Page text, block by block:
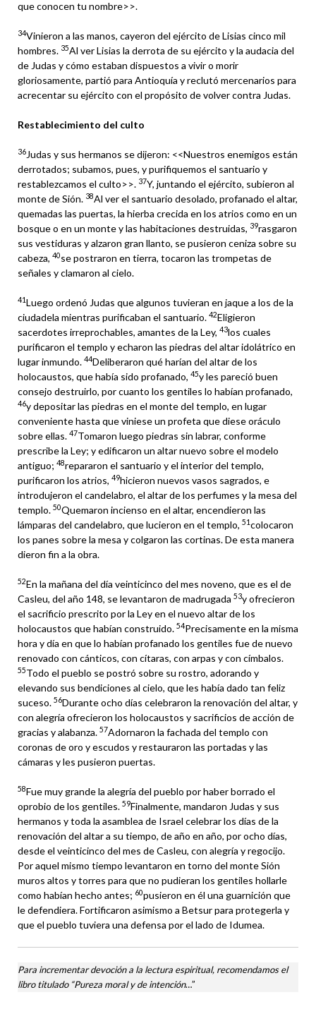
que conocen tu nombre>>.
34Vinieron a las manos, cayeron del ejército de Lisias cinco mil
hombres. 35Al ver Lisias la derrota de su ejército y la audacia del
de Judas y cómo estaban dispuestos a vivir o morir
gloriosamente, partió para Antioquía y reclutó mercenarios para
acrecentar su ejército con el propósito de volver contra Judas.
Restablecimiento del culto
36Judas y sus hermanos se dijeron: <<Nuestros enemigos están
derrotados; subamos, pues, y purifiquemos el santuario y
restablezcamos el culto>>. 37Y, juntando el ejército, subieron al
monte de Sión. 38Al ver el santuario desolado, profanado el altar,
quemadas las puertas, la hierba crecida en los atrios como en un
bosque o en un monte y las habitaciones destruidas, 39rasgaron
sus vestiduras y alzaron gran llanto, se pusieron ceniza sobre su
cabeza, 40se postraron en tierra, tocaron las trompetas de
señales y clamaron al cielo.
41Luego ordenó Judas que algunos tuvieran en jaque a los de la
ciudadela mientras purificaban el santuario. 42Eligieron
sacerdotes irreprochables, amantes de la Ley, 43los cuales
purificaron el templo y echaron las piedras del altar idolátrico en
lugar inmundo. 44Deliberaron qué harían del altar de los
holocaustos, que había sido profanado, 45y les pareció buen
consejo destruirlo, por cuanto los gentiles lo habían profanado,
46y depositar las piedras en el monte del templo, en lugar
conveniente hasta que viniese un profeta que diese oráculo
sobre ellas. 47Tomaron luego piedras sin labrar, conforme
prescribe la Ley; y edificaron un altar nuevo sobre el modelo
antiguo; 48repararon el santuario y el interior del templo,
purificaron los atrios, 49hicieron nuevos vasos sagrados, e
introdujeron el candelabro, el altar de los perfumes y la mesa del
templo. 50Quemaron incienso en el altar, encendieron las
lámparas del candelabro, que lucieron en el templo, 51colocaron
los panes sobre la mesa y colgaron las cortinas. De esta manera
dieron fin a la obra.
52En la mañana del día veinticinco del mes noveno, que es el de
Casleu, del año 148, se levantaron de madrugada 53y ofrecieron
el sacrificio prescrito por la Ley en el nuevo altar de los
holocaustos que habían construido. 54Precisamente en la misma
hora y día en que lo habían profanado los gentiles fue de nuevo
renovado con cánticos, con cítaras, con arpas y con címbalos.
55Todo el pueblo se postró sobre su rostro, adorando y
elevando sus bendiciones al cielo, que les había dado tan feliz
suceso. 56Durante ocho días celebraron la renovación del altar, y
con alegría ofrecieron los holocaustos y sacrificios de acción de
gracias y alabanza. 57Adornaron la fachada del templo con
coronas de oro y escudos y restauraron las portadas y las
cámaras y les pusieron puertas.
58Fue muy grande la alegría del pueblo por haber borrado el
oprobio de los gentiles. 59Finalmente, mandaron Judas y sus
hermanos y toda la asamblea de Israel celebrar los días de la
renovación del altar a su tiempo, de año en año, por ocho días,
desde el veinticinco del mes de Casleu, con alegría y regocijo.
Por aquel mismo tiempo levantaron en torno del monte Sión
muros altos y torres para que no pudieran los gentiles hollarle
como habían hecho antes; 60pusieron en él una guarnición que
le defendiera. Fortificaron asimismo a Betsur para protegerla y
que el pueblo tuviera una defensa por el lado de Idumea.
Para incrementar devoción a la lectura espiritual, recomendamos el
libro titulado “Pureza moral y de intención…”